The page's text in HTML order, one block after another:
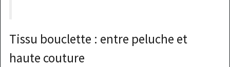
Tissu bouclette : entre peluche et
haute couture